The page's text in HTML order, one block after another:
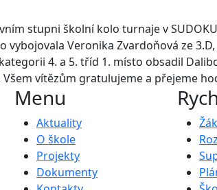
stupni školní kolo turnaje v
vybojovala Veronika Zvardoňová ze
4. a 5. tříd 1. místo obsadil
Všem vítězům gratulujeme a přejeme
Menu
Aktuality
O škole
Projekty
Dokumenty